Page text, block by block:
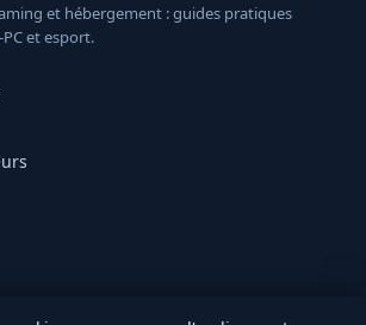
et hébergement : guides pratiques
et esport.